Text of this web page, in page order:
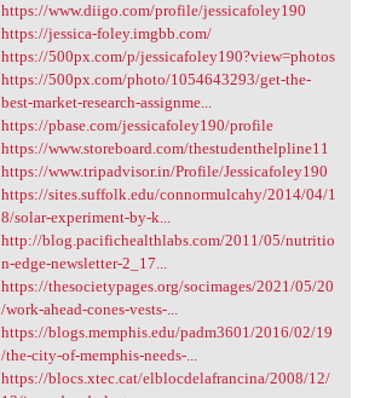
https://www.diigo.com/profile/jessicafoley190
https://jessica-foley.imgbb.com/
https://500px.com/p/jessicafoley190?view=photos
https://500px.com/photo/1054643293/get-the-
best-market-research-assignme...
https://pbase.com/jessicafoley190/profile
https://www.storeboard.com/thestudenthelpline11
https://www.tripadvisor.in/Profile/Jessicafoley190
https://sites.suffolk.edu/connormulcahy/2014/04/1
8/solar-experiment-by-k...
http://blog.pacifichealthlabs.com/2011/05/nutritio
n-edge-newsletter-2_17...
https://thesocietypages.org/socimages/2021/05/20
/work-ahead-cones-vests-...
https://blogs.memphis.edu/padm3601/2016/02/19
/the-city-of-memphis-needs-...
https://blocs.xtec.cat/elblocdelafrancina/2008/12/